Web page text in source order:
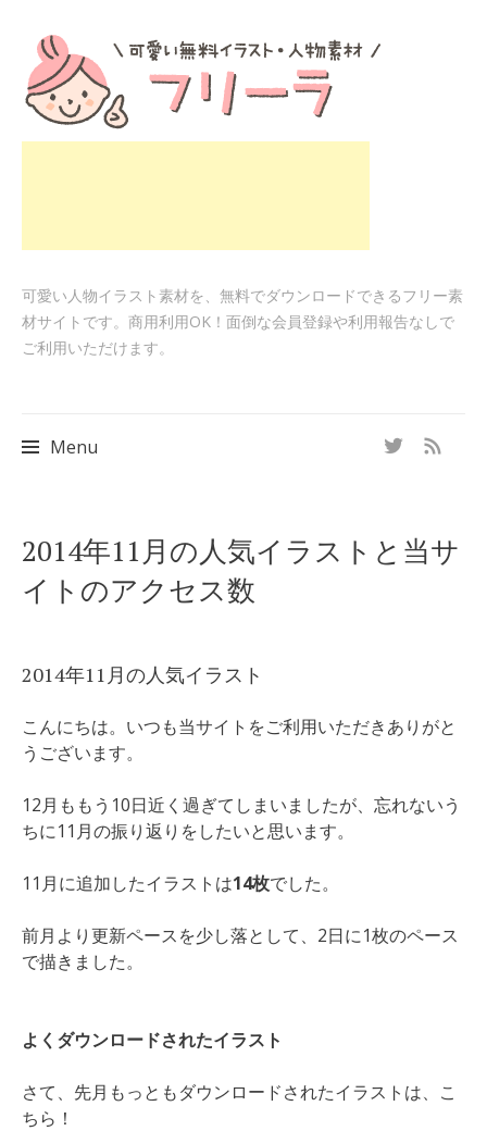
可愛い人物イラスト素材を、無料でダウンロードできるフリー素
材サイトです。商用利用OK！面倒な会員登録や利用報告なしで
ご利用いただけます。
Menu
to
content
2014年11月の人気イラストと当サ
イトのアクセス数
2014年11月の人気イラスト
こんにちは。いつも当サイトをご利用いただきありがと
うございます。
12月ももう10日近く過ぎてしまいましたが、忘れないう
ちに11月の振り返りをしたいと思います。
11月に追加したイラストは14枚でした。
前月より更新ペースを少し落として、2日に1枚のペース
で描きました。
よくダウンロードされたイラスト
さて、先月もっともダウンロードされたイラストは、こ
ちら！